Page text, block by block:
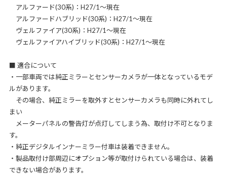
アルファード(30系)：H27/1～現在
アルファードハブリッド(30系)：H27/1～現在
ヴェルファイア(30系)：H27/1～現在
ヴェルファイアハイブリッド(30系)：H27/1～現在
■ 適合について
・一部車両では純正ミラーとセンサーカメラが一体となっているモデ
ルがあります。
その場合、純正ミラーを取外すとセンサーカメラも同時に外れてし
まい
メーターパネルの警告灯が点灯してしまう為、取付け不可となりま
す。
・純正デジタルインナーミラー付車は装着できません。
・製品取付け部周辺にオプション等が取付けられている場合は、装着
できない場合があります。